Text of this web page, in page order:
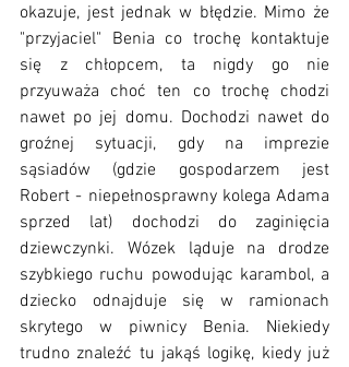
okazuje, jest jednak w błędzie. Mimo że
"przyjaciel" Benia co trochę kontaktuje
się z chłopcem, ta nigdy go nie
przyuważa choć ten co trochę chodzi
nawet po jej domu. Dochodzi nawet do
groźnej sytuacji, gdy na imprezie
sąsiadów (gdzie gospodarzem jest
Robert - niepełnosprawny kolega Adama
sprzed lat) dochodzi do zaginięcia
dziewczynki. Wózek ląduje na drodze
szybkiego ruchu powodując karambol, a
dziecko odnajduje się w ramionach
skrytego w piwnicy Benia. Niekiedy
trudno znaleźć tu jakąś logikę, kiedy już